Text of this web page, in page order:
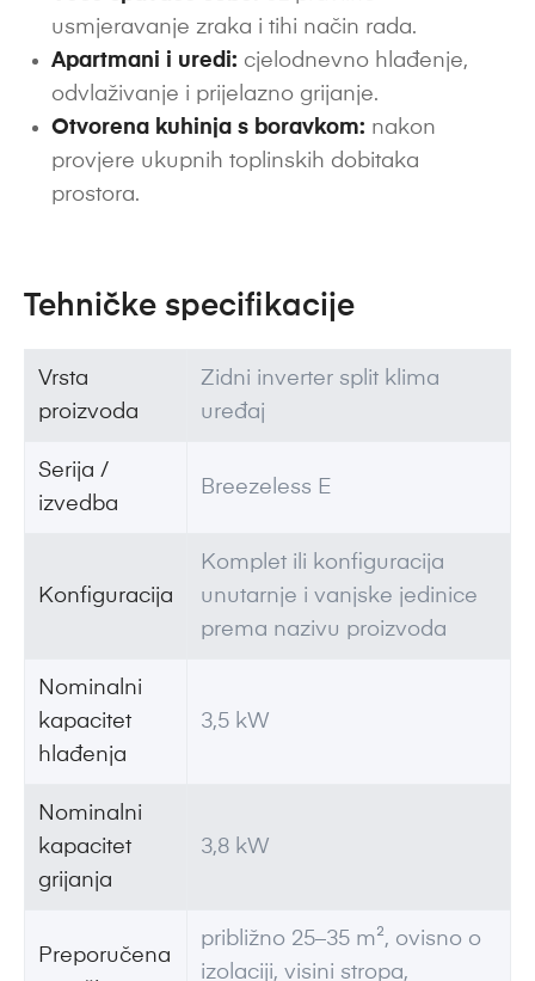
usmjeravanje zraka i tihi način rada.
Apartmani i uredi: cjelodnevno hlađenje,
odvlaživanje i prijelazno grijanje.
Otvorena kuhinja s boravkom: nakon
provjere ukupnih toplinskih dobitaka
prostora.
Tehničke specifikacije
Vrsta
proizvoda
Zidni inverter split klima
uređaj
Serija /
izvedba
Breezeless E
Konfiguracija
Komplet ili konfiguracija
unutarnje i vanjske jedinice
prema nazivu proizvoda
Nominalni
kapacitet
hlađenja
3,5 kW
Nominalni
kapacitet
grijanja
3,8 kW
Preporučena
približno 25–35 m², ovisno o
izolaciji, visini stropa,